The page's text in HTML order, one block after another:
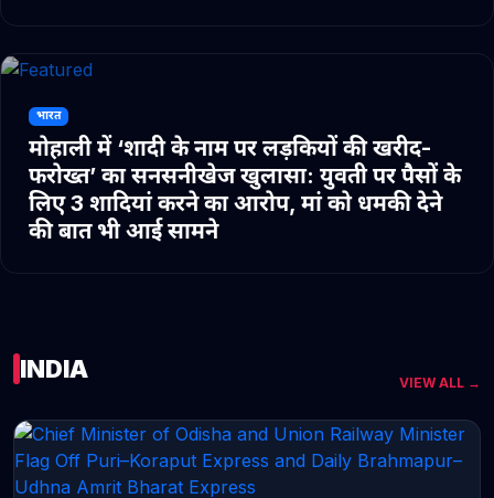
भारत
मोहाली में ‘शादी के नाम पर लड़कियों की खरीद-
फरोख्त’ का सनसनीखेज खुलासा: युवती पर पैसों के
लिए 3 शादियां करने का आरोप, मां को धमकी देने
की बात भी आई सामने
INDIA VIEW ALL →